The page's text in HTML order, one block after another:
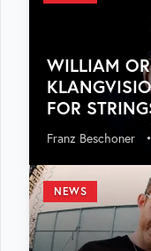
WILLIAM
FOR
Franz Beschoner •
NEWS